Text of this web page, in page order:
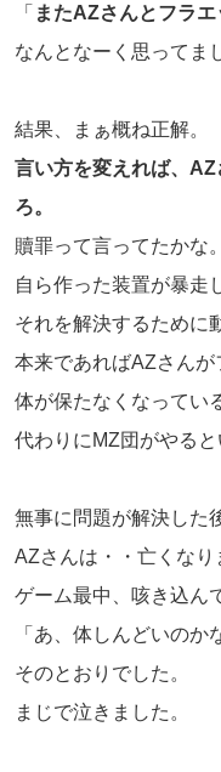
「 またAZさんとフラ
なんとなーく思ってま
結果、まぁ概ね正解。
言い方を変えれば、AZ
ろ。
贖罪って言ってたかな。
自ら作った装置が暴走
それを解決するために
本来であればAZさんが
体が保たなくなってい
代わりにMZ団がやると
無事に問題が解決した
AZさんは・・亡くなり
ゲーム最中、咳き込ん
「あ、体しんどいのか
そのとおりでした。
まじで泣きました。